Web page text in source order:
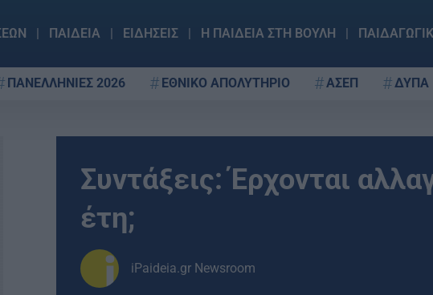
ΠΑΙΔΕΙΑ ΕΙΔΗΣΕΙΣ Η ΠΑΙΔΕΙΑ ΣΤΗ ΒΟΥΛΗ
ΠΑΝΕΛΛΗΝΙΕΣ 2026 ΕΘΝΙΚΟ ΑΠΟΛΥΤΗΡΙΟ ΑΣΕΠ ΔΥΠΑ
Συντάξεις: Έρχονται
έτη;
iPaideia.gr Newsroom